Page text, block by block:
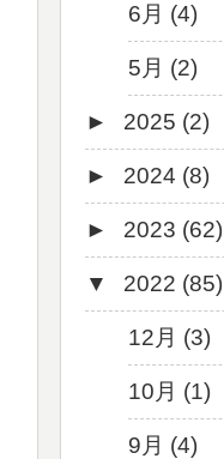
6月 (4)
5月 (2)
► 2025 (2)
12月 (1)
6月 (1)
► 2024 (8)
8月 (1)
7月 (1)
5月 (2)
4月 (3)
3月 (1)
► 2023 (62)
9月 (1)
8月 (1)
7月 (8)
6月 (5)
▼ 2022 (85)
12月 (3)
10月 (1)
9月 (4)